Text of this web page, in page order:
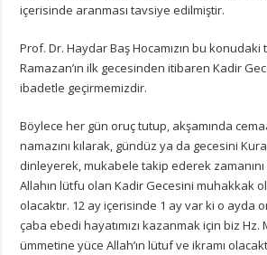
içerisinde aranması tavsiye edilmiştir.
Prof. Dr. Haydar Baş Hocamızın bu
Ramazan’ın ilk gecesinden itibaren Kadir
ibadetle geçirmemizdir.
Böylece her gün oruç tutup, akşamında
namazını kılarak, gündüz ya da gecesini
dinleyerek, mukabele takip ederek
Allahın lütfu olan Kadir Gecesini muhakkak
olacaktır. 12 ay içerisinde 1 ay var ki o ayda
çaba ebedi hayatımızı kazanmak için biz Hz.
ümmetine yüce Allah’ın lütuf ve ikramı